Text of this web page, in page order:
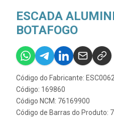
ESCADA
BOTAFOGO
Código do Fabricante: ESC0062
Código: 169860
Código NCM: 76169900
Código de Barras do Produto: